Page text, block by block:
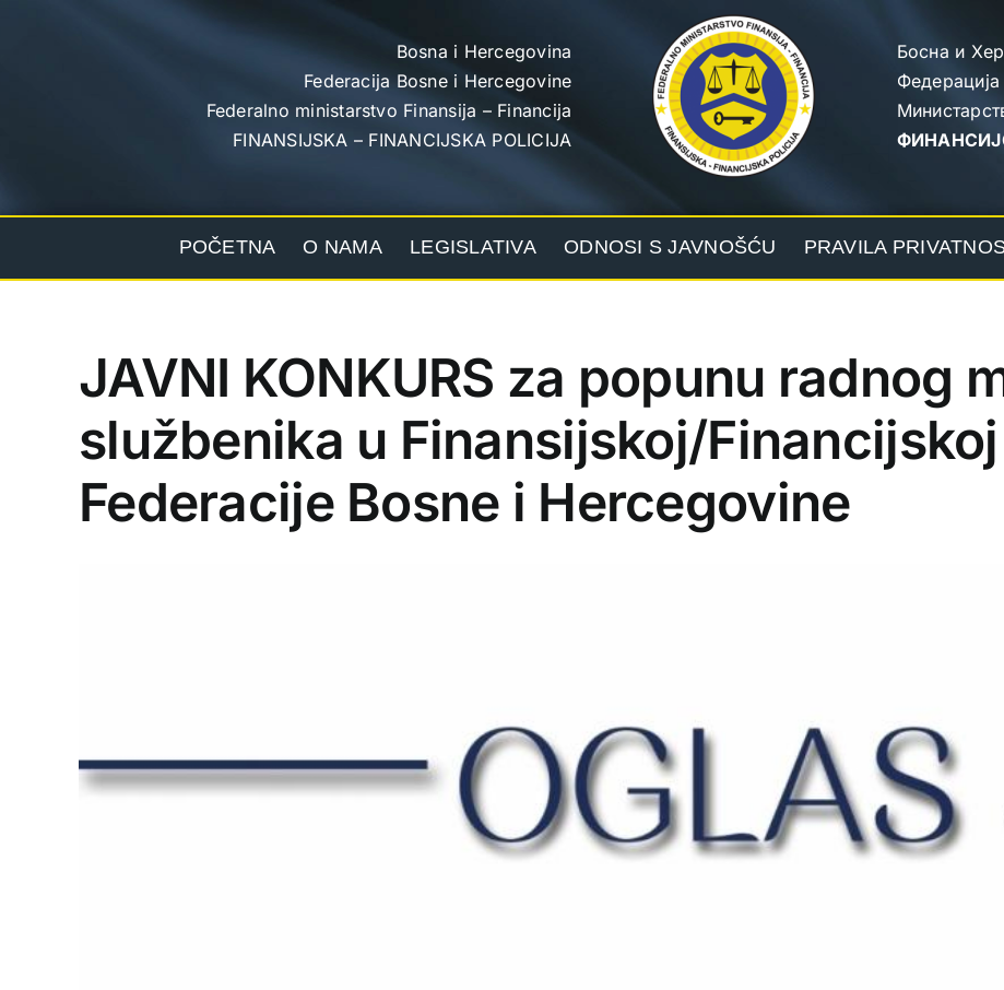
Bosna i Hercegovina
Federacija Bosne i Hercegovine
Federalno ministarstvo Finansija – Financija
FINANSIJSKA – FINANCIJSKA POLICIJA
Босна и
POČETNA O NAMA LEGISLATIVA ODNOSI S JAVNOŠĆU PRAVILA
JAVNI KONKURS za popunu radnog
službenika u Finansijskoj/
Federacije Bosne i Hercegovine